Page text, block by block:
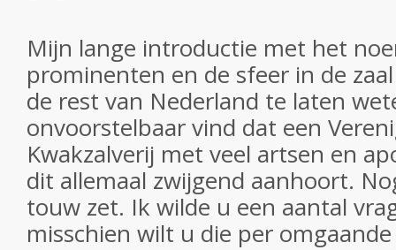
Mijn lange introductie met het
prominenten en de sfeer in de
de rest van Nederland te laten
onvoorstelbaar vind dat een
Kwakzalverij met veel artsen en
dit allemaal zwijgend aanhoort.
touw zet. Ik wilde u een aantal
misschien wilt u die per